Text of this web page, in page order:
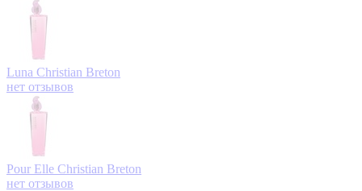
Luna Christian Breton
нет отзывов
Pour Elle Christian Breton
нет отзывов